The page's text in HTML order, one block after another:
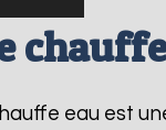
eau est